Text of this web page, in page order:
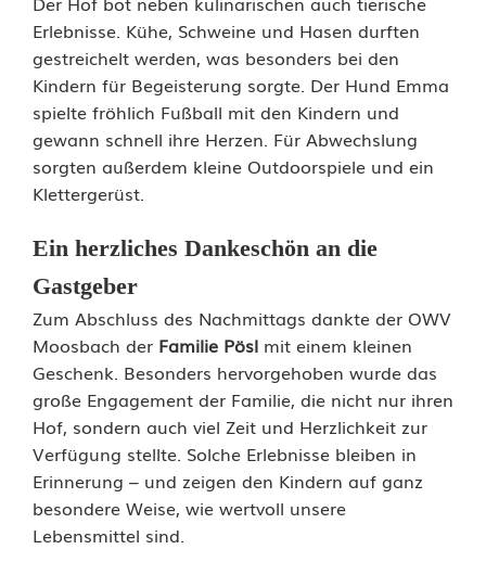
i
l
i
e
n
t
a
g
a
u
f
d
e
Erlebnisse. Kühe, Schweine und Hasen durften
gestreichelt werden, was besonders bei den
Kindern für Begeisterung sorgte. Der Hund Emma
spielte fröhlich Fußball mit den Kindern und
gewann schnell ihre Herzen. Für Abwechslung
sorgten außerdem kleine Outdoorspiele und ein
Klettergerüst.
Ein herzliches Dankeschön an die
Gastgeber
Zum Abschluss des Nachmittags dankte der OWV
Moosbach der Familie Pösl mit einem kleinen
Geschenk. Besonders hervorgehoben wurde das
große Engagement der Familie, die nicht nur ihren
Hof, sondern auch viel Zeit und Herzlichkeit zur
Verfügung stellte. Solche Erlebnisse bleiben in
Erinnerung – und zeigen den Kindern auf ganz
besondere Weise, wie wertvoll unsere
Lebensmittel sind.